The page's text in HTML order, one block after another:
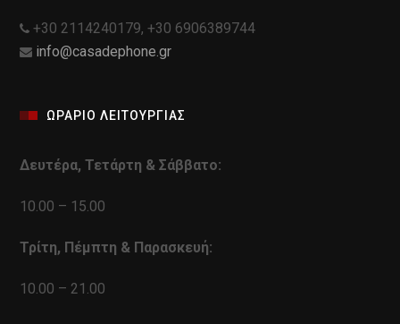
+30 2114240179, +30 6906389744
info@casadephone.gr
ΩΡΑΡΙΟ ΛΕΙΤΟΥΡΓΙΑΣ
Δευτέρα, Τετάρτη & Σάββατο:
10.00 – 15.00
Τρίτη, Πέμπτη & Παρασκευή:
10.00 – 21.00